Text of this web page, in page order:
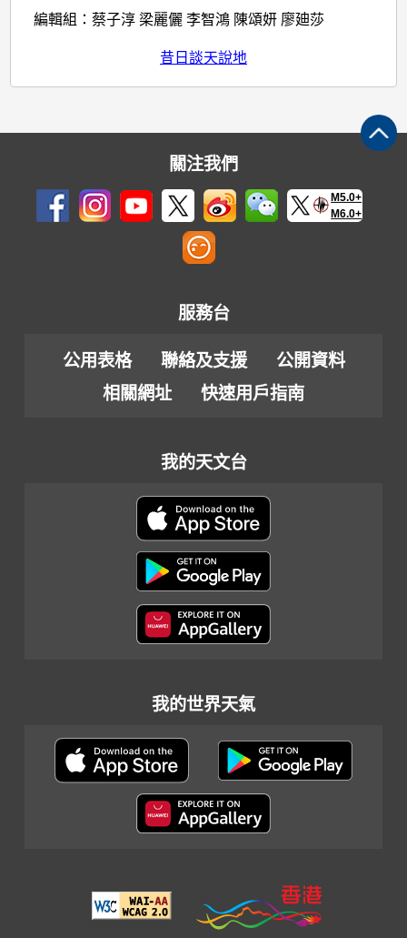
編輯組：蔡子淳 梁麗儷 李智鴻 陳頌妍 廖廸莎
昔日談天說地
關注我們
M5.0+
M6.0+
服務台
公用表格 聯絡及支援
公開資料
相關網址
快速用戶指南
我的天文台
我的世界天氣